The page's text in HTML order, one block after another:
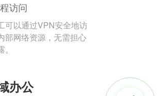
访问
可以通过VPN安全地访
部网络资源，无需担心
办公